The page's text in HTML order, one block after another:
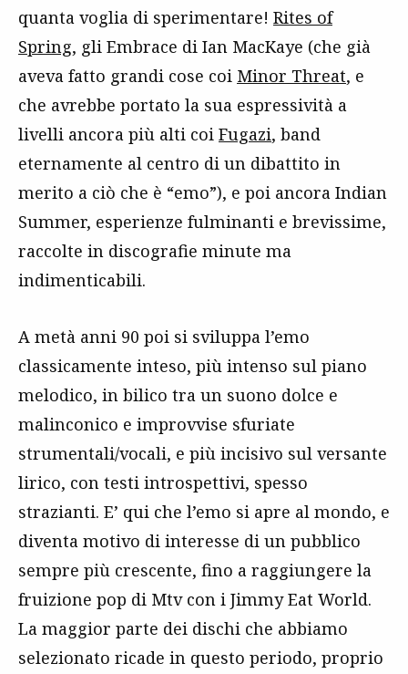
quanta voglia di sperimentare! Rites of
Spring, gli Embrace di Ian MacKaye (che già
aveva fatto grandi cose coi Minor Threat, e
che avrebbe portato la sua espressività a
livelli ancora più alti coi Fugazi, band
eternamente al centro di un dibattito in
merito a ciò che è “emo”), e poi ancora Indian
Summer, esperienze fulminanti e brevissime,
raccolte in discografie minute ma
indimenticabili.
A metà anni 90 poi si sviluppa l’emo
classicamente inteso, più intenso sul piano
melodico, in bilico tra un suono dolce e
malinconico e improvvise sfuriate
strumentali/vocali, e più incisivo sul versante
lirico, con testi introspettivi, spesso
strazianti. E’ qui che l’emo si apre al mondo, e
diventa motivo di interesse di un pubblico
sempre più crescente, fino a raggiungere la
fruizione pop di Mtv con i Jimmy Eat World.
La maggior parte dei dischi che abbiamo
selezionato ricade in questo periodo, proprio